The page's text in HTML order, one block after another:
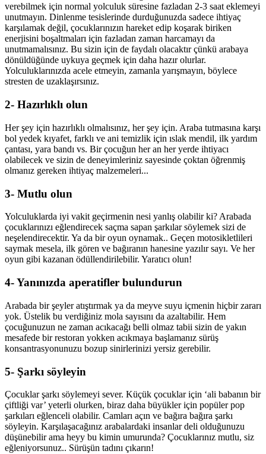
verebilmek için normal yolculuk süresine fazladan 2-3 saat eklemeyi
unutmayın. Dinlenme tesislerinde durduğunuzda sadece ihtiyaç
karşılamak değil, çocuklarınızın hareket edip koşarak biriken
enerjisini boşaltmaları için fazladan zaman harcamayı da
unutmamalısınız. Bu sizin için de faydalı olacaktır çünkü arabaya
dönüldüğünde uykuya geçmek için daha hazır olurlar.
Yolculuklarınızda acele etmeyin, zamanla yarışmayın, böylece
stresten de uzaklaşırsınız.
2- Hazırlıklı olun
Her şey için hazırlıklı olmalısınız, her şey için. Araba tutmasına karşı
bol yedek kıyafet, farklı ve ani temizlik için ıslak mendil, ilk yardım
çantası, yara bandı vs. Bir çocuğun her an her yerde ihtiyacı
olabilecek ve sizin de deneyimleriniz sayesinde çoktan öğrenmiş
olmanız gereken ihtiyaç malzemeleri...
3- Mutlu olun
Yolculuklarda iyi vakit geçirmenin nesi yanlış olabilir ki? Arabada
çocuklarınızı eğlendirecek saçma sapan şarkılar söylemek sizi de
neşelendirecektir. Ya da bir oyun oynamak.. Geçen motosikletlileri
saymak mesela, ilk gören ve bağıranın hanesine yazılır sayı. Ve her
oyun gibi kazanan ödüllendirilebilir. Yaratıcı olun!
4- Yanınızda aperatifler bulundurun
Arabada bir şeyler atıştırmak ya da meyve suyu içmenin hiçbir zararı
yok. Üstelik bu verdiğiniz mola sayısını da azaltabilir. Hem
çocuğunuzun ne zaman acıkacağı belli olmaz tabii sizin de yakın
mesafede bir restoran yokken acıkmaya başlamanız sürüş
konsantrasyonunuzu bozup sinirlerinizi yersiz gerebilir.
5- Şarkı söyleyin
Çocuklar şarkı söylemeyi sever. Küçük çocuklar için ‘ali babanın bir
çiftliği var’ yeterli olurken, biraz daha büyükler için popüler pop
şarkıları eğlenceli olabilir. Camları açın ve bağıra bağıra şarkı
söyleyin. Karşılaşacağınız arabalardaki insanlar deli olduğunuzu
düşünebilir ama heyy bu kimin umurunda? Çocuklarınız mutlu, siz
eğleniyorsunuz.. Sürüşün tadını çıkarın!